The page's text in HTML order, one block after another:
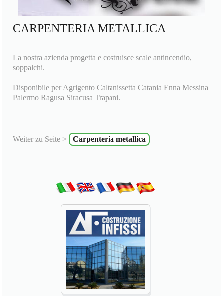
CARPENTERIA METALLICA
La nostra azienda progetta e costruisce scale antincendio,
soppalchi.
Disponibile per Agrigento Caltanissetta Catania Enna Messina
Palermo Ragusa Siracusa Trapani.
Weiter zu Seite > Carpenteria metallica